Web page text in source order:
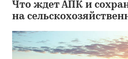
Что ждет АПК и
на